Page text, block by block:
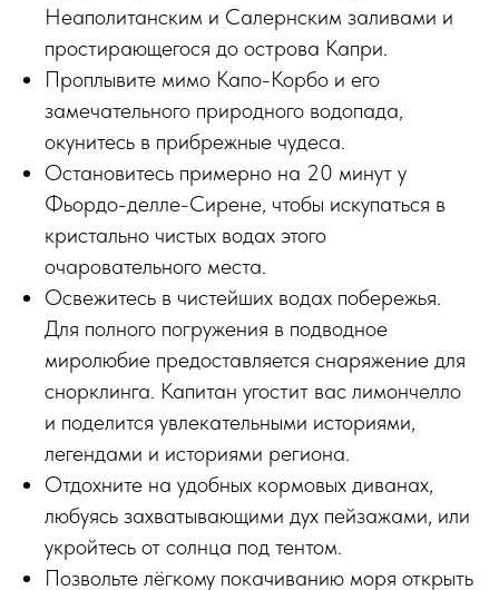
Неаполитанским и Салернским заливами и
простирающегося до острова Капри.
Проплывите мимо Капо-Корбо и его
замечательного природного водопада,
окунитесь в прибрежные чудеса.
Остановитесь примерно на 20 минут у
Фьордо-делле-Сирене, чтобы искупаться в
кристально чистых водах этого
очаровательного места.
Освежитесь в чистейших водах побережья.
Для полного погружения в подводное
миролюбие предоставляется снаряжение для
снорклинга. Капитан угостит вас лимончелло
и поделится увлекательными историями,
легендами и историями региона.
Отдохните на удобных кормовых диванах,
любуясь захватывающими дух пейзажами, или
укройтесь от солнца под тентом.
Позвольте лёгкому покачиванию моря открыть